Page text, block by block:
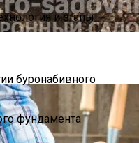
буронабивного
фундамента